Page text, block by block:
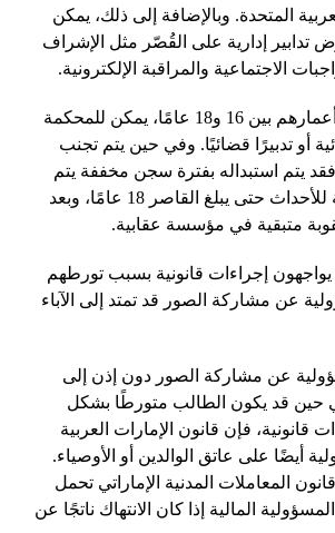
المتحدة. وبالإضافة إلى ذلك، يمكن
تدابير إدارية على القُصّر مثل الإشراف
الاجتماعية والمراقبة الإلكترونية.
بالنسبة لمن تتراوح أعمارهم بين 16 و18 عامًا، يمكن للمحكمة
أو تدبيرًا قضائيًا. وفي حين يتم تجنب
يتم استبداله بفترة سجن مخففة يتم
قضاؤها في مؤسسة للأحداث حتى يبلغ القاصر 18 عامًا، وبعد
متبقية في مؤسسة عقابية.
إجراءات قانونية بسبب تورطهم
عن مشاركة الصور قد تمتد إلى الآباء
عن مشاركة الصور دون إذن إلى
حين قد يكون الطالب متورطًا بشكل
قانونية، فإن قانون الإمارات العربية
أيضًا على عاتق الوالدين أو الأوصياء.
(1-أ) من قانون المعاملات المدنية الإماراتي تحمل
المسؤولية المالية إذا كان الانتهاك ناتجًا عن